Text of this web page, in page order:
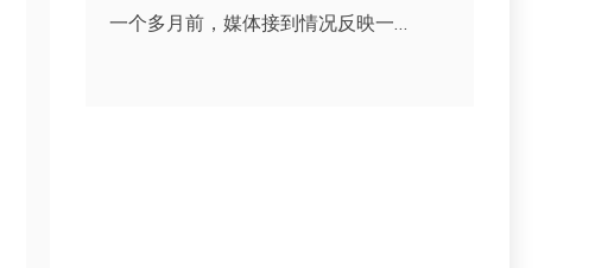
一个多月前，媒体接到情况反映一…